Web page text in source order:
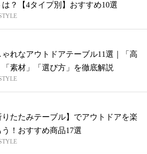
は？【4タイプ別】おすすめ10選
ゃれなアウトドアテーブル11選｜「高
「素材」「選び方」を徹底解説
りたたみテーブル】でアウトドアを楽
う！おすすめ商品17選